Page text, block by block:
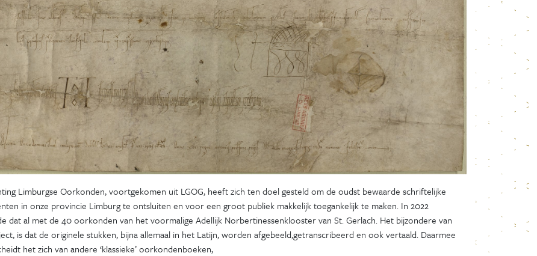
Limburgse Oorkonden, voortgekomen uit LGOG, heeft zich ten doel gesteld om de oudst bewaarde schriftelijke
in onze provincie Limburg te ontsluiten en voor een groot publiek makkelijk toegankelijk te maken. In 2022
dat al met de 40 oorkonden van het voormalige Adellijk Norbertinessenklooster van St. Gerlach. Het bijzondere van
is dat de originele stukken, bijna allemaal in het Latijn, worden afgebeeld,getranscribeerd en ook vertaald. Daarmee
het zich van andere ‘klassieke’ oorkondenboeken,